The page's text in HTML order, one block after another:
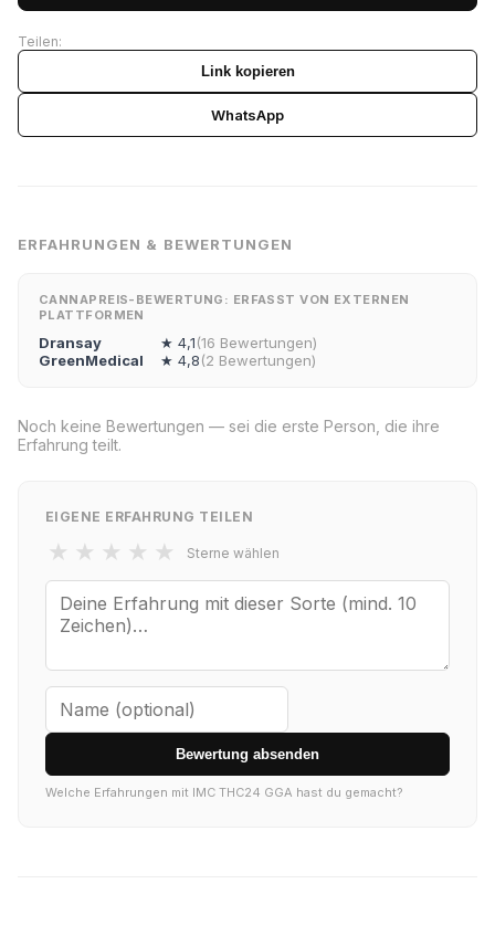
Teilen:
Link kopieren
WhatsApp
ERFAHRUNGEN & BEWERTUNGEN
CANNAPREIS-BEWERTUNG: ERFASST VON EXTERNEN
PLATTFORMEN
Dransay ★ 4,1(16 Bewertungen)
GreenMedical
★ 4,8(2 Bewertungen)
Noch keine Bewertungen — sei die erste Person, die ihre
Erfahrung teilt.
EIGENE ERFAHRUNG TEILEN
★ ★ ★ ★ ★ Sterne wählen
Bewertung absenden
Welche Erfahrungen mit IMC THC24 GGA hast du gemacht?